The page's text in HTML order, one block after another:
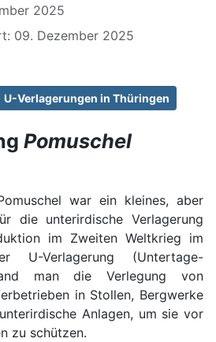
2025
09. Dezember 2025
U-Verlagerungen in Thüringen
Pomuschel
war ein kleines, aber
die unterirdische Verlagerung
im Zweiten Weltkrieg im
U-Verlagerung (Untertage-
man die Verlegung von
in Stollen, Bergwerke
Anlagen, um sie vor
zu schützen.